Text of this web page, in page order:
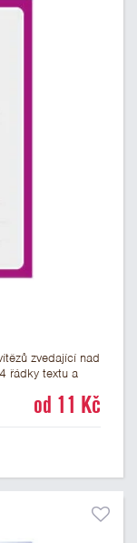
zvedající nad
řádky textu a
pro
m2.
od 11 Kč